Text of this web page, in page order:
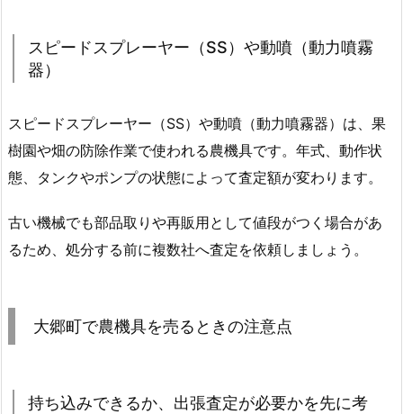
スピードスプレーヤー（SS）や動噴（動力噴霧
器）
スピードスプレーヤー（SS）や動噴（動力噴霧器）は、果
樹園や畑の防除作業で使われる農機具です。年式、動作状
態、タンクやポンプの状態によって査定額が変わります。
古い機械でも部品取りや再販用として値段がつく場合があ
るため、処分する前に複数社へ査定を依頼しましょう。
大郷町で農機具を売るときの注意点
持ち込みできるか、出張査定が必要かを先に考